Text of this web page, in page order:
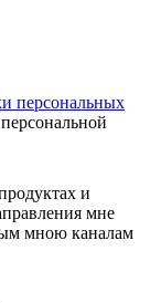
персональных
и
мне
мною каналам